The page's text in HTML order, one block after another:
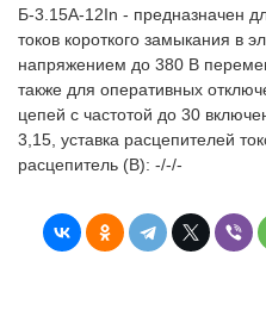
Б-3.15А-12In - предназначен
токов короткого замыкания в
напряжением до 380 В
также для оперативных
цепей с частотой до 30
3,15, уставка расцепителей
расцепитель (В): -/-/-